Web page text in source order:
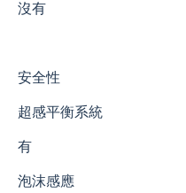
沒有
安全性
超感平衡系統
有
泡沫感應